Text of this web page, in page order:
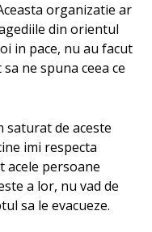
organizatie ar
din orientul
in pace, nu au facut
ne spuna ceea ce
saturat de aceste
imi respecta
acele persoane
a lor, nu vad de
sa le evacueze.